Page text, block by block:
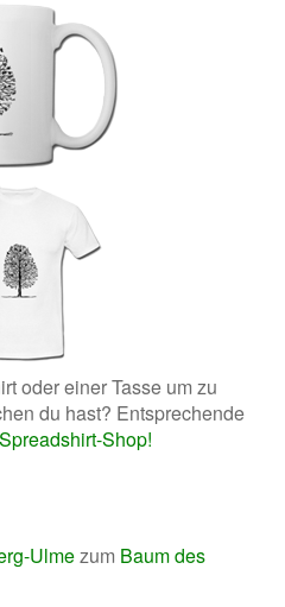
oder einer Tasse um zu
du hast? Entsprechende
Spreadshirt-Shop!
Ulmezum Baum des